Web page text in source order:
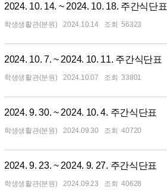
2024. 10. 14. ~ 2024. 10. 18. 주간식단표
학생생활관(분원) 2024.10.14 56323
2024. 10. 7. ~ 2024. 10. 11. 주간식단표
학생생활관(분원) 2024.10.07 33801
2024. 9. 30. ~ 2024. 10. 4. 주간식단표
학생생활관(분원) 2024.09.30 40720
2024. 9. 23. ~ 2024. 9. 27. 주간식단표
학생생활관(분원) 2024.09.23 40628